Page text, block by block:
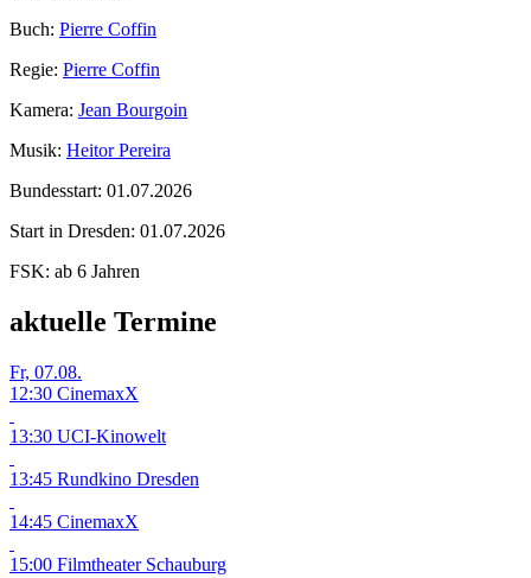
Buch: Pierre Coffin
Regie: Pierre Coffin
Kamera: Jean Bourgoin
Musik: Heitor Pereira
Bundesstart: 01.07.2026
Start in Dresden: 01.07.2026
FSK: ab 6 Jahren
aktuelle Termine
Fr, 07.08.
12:30 CinemaxX
13:30 UCI-Kinowelt
13:45 Rundkino Dresden
14:45 CinemaxX
15:00 Filmtheater Schauburg